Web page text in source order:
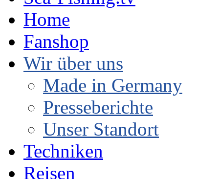
Home
Fanshop
Wir über uns
Made in Germany
Presseberichte
Unser Standort
Techniken
Reisen